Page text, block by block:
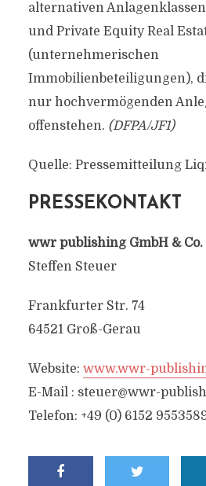
alternativen
und Private Equity Real
(unternehmerischen
Immobilienbeteiligungen),
nur hochvermögenden
offenstehen. (DFPA/JF1)
Quelle: Pressemitteilung
PRESSEKONTAKT
wwr publishing GmbH & Co.
Steffen Steuer
Frankfurter Str. 74
64521 Groß-Gerau
Website: www.wwr-
E-Mail : steuer@wwr-
Telefon: +49 (0) 6152